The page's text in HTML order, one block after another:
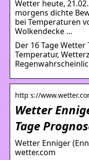
Wetter heute,
morgens dichte
bei Temperaturen
Wolkendecke …
Der 16 Tage Wetter
Temperatur,
http s://
Wetter
Tage
Wetter Enniger
wetter.com